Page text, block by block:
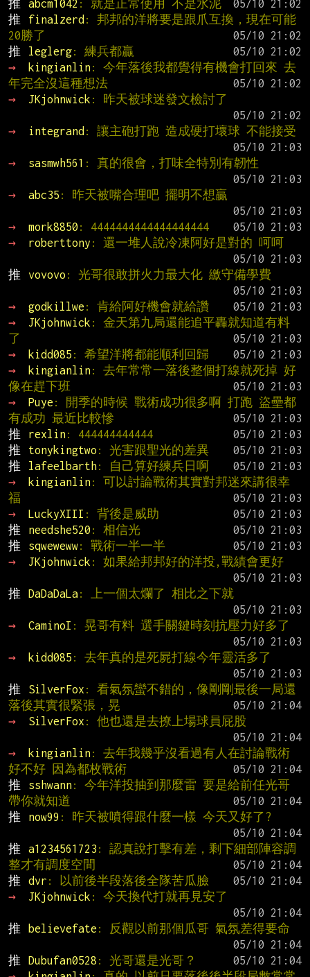
推
abcm1042 : 就是正常使用 不是水泥
推
finalzerd : 邦邦的洋將要是跟爪互換，現在可能
20勝了
推
leglerg: 練兵都贏
→
kingianlin: 今年落後我都覺得有機會打回來 去
年完全沒這種想法
→
JKjohnwick : 昨天被球迷發文檢討了
→
integrand : 讓主砲打跑 造成硬打壞球 不能接受
→
sasmwh561 : 真的很會，打味全特別有韌性
→
abc35 : 昨天被嘴合理吧 擺明不想贏
→
mork8850 : 4444444444444444444
→
roberttony : 還一堆人說冷凍阿好是對的 呵呵
推
vovovo : 光哥很敢拼火力最大化 繳守備學費
→
godkillwe : 肯給阿好機會就給讚
→
JKjohnwick : 金天第九局還能追平轟就知道有料
了
→
kidd085 : 希望洋將都能順利回歸
→
kingianlin: 去年常常一落後整個打線就死掉 好
像在趕下班
→
Puye : 開季的時候 戰術成功很多啊 打跑 盜壘都
有成功 最近比較慘
推
rexlin: 444444444444
推
tonykingtwo : 光害跟聖光的差異
推
lafeelbarth: 自己算好練兵日啊
→
kingianlin: 可以討論戰術其實對邦迷來講很幸
福
→
LuckyXIII : 背後是威助
推
needshe520 : 相信光
推
sqweweww: 戰術一半一半
→
JKjohnwick : 如果給邦邦好的洋投,戰績會更好
推
DaDaDaLa: 上一個太爛了 相比之下就
→
CaminoI : 晃哥有料 選手關鍵時刻抗壓力好多了
→
kidd085 : 去年真的是死屍打線今年靈活多了
推
SilverFox : 看氣氛蠻不錯的，像剛剛最後一局還
落後其實很緊張，晃
→
SilverFox : 他也還是去撩上場球員屁股
→
kingianlin: 去年我幾乎沒看過有人在討論戰術
好不好 因為都枚戰術
推
sshwann: 今年洋投抽到那麼雷 要是給前任光哥
帶你就知道
推
now99 : 昨天被噴得跟什麼一樣 今天又好了?
推
a1234561723 : 認真說打擊有差，剩下細部陣容調
整才有調度空間
推
dvr : 以前後半段落後全隊苦瓜臉
→
JKjohnwick : 今天換代打就再見安了
推
believefate : 反觀以前那個瓜哥 氣氛差得要命
推
Dubufan0528 : 光哥還是光哥？